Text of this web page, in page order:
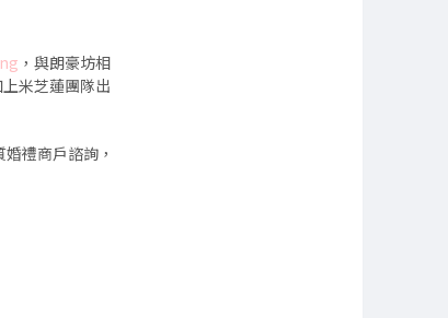
，與朗豪坊相
米芝蓮團隊出
禮商戶諮詢，